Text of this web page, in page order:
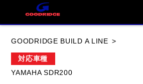
GOODRIDGE BUILD A LINE
対応車種
YAMAHA SDR200